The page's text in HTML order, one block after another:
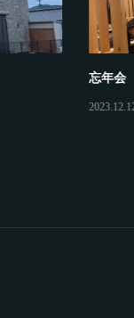
忘年会
2023.12.12